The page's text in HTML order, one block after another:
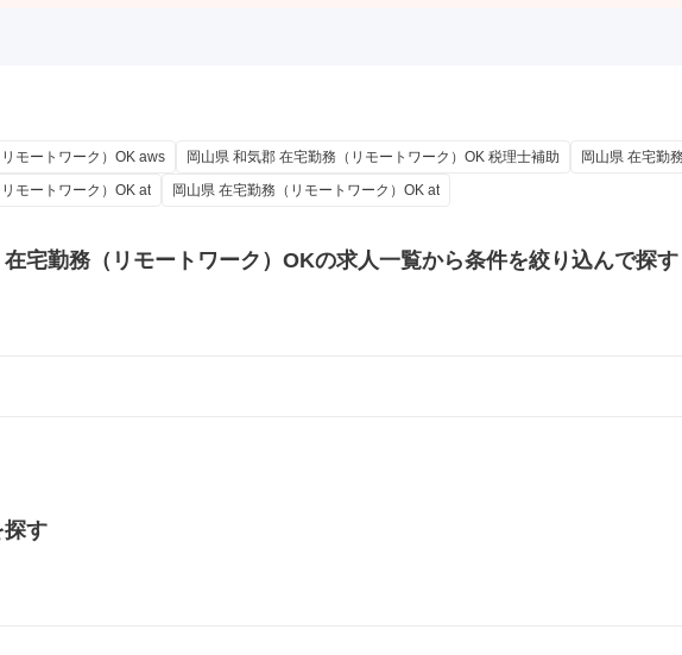
モートワーク）OK aws 岡山県 和気郡 在宅勤務（リモートワーク）OK 税理士補助
岡山県 在宅勤
モートワーク）OK at
岡山県 在宅勤務（リモートワーク）OK at
宅勤務（リモートワーク）OKの求人一覧から条件を絞り込んで探す
探す